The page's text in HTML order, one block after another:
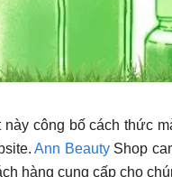
này công bố cách thức
Ann BeautyShop
hàng cung cấp cho